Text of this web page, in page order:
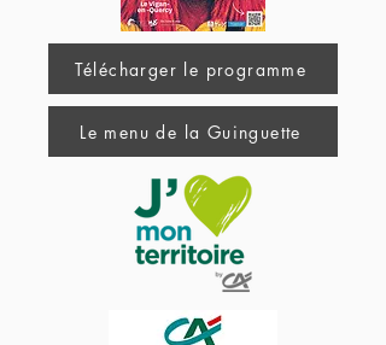
Télécharger le programme
Le menu de la Guinguette